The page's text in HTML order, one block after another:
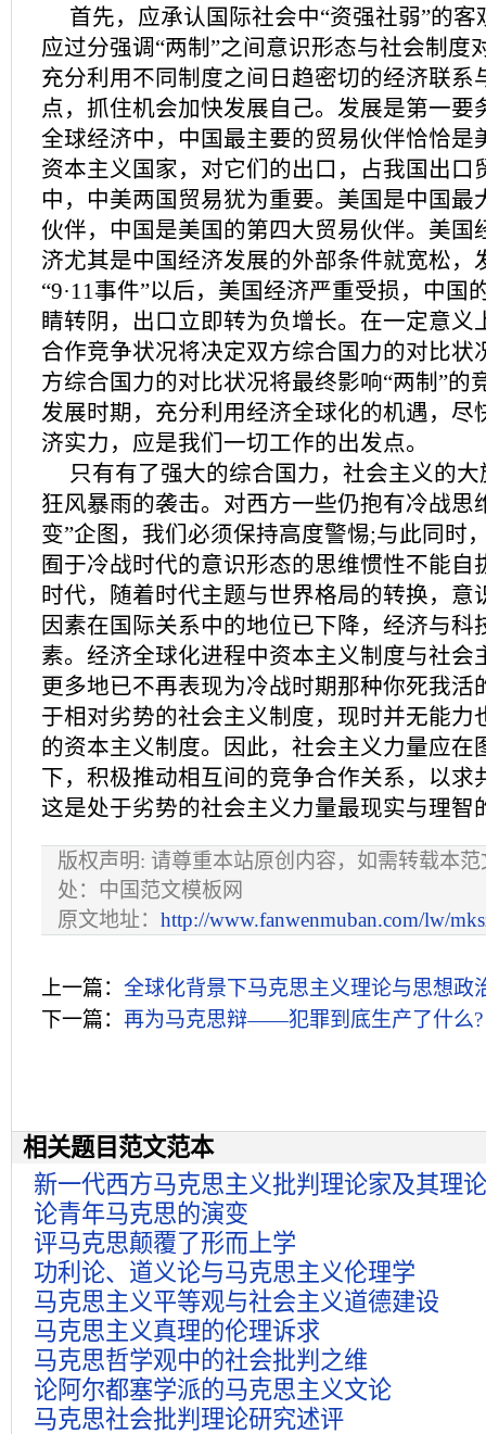
首先，应承认国际社会中“资强社弱”的
应过分强调“两制”之间意识形态与社会制度
充分利用不同制度之间日趋密切的经济联系
点，抓住机会加快发展自己。发展是第一要
全球经济中，中国最主要的贸易伙伴恰恰是
资本主义国家，对它们的出口，占我国出口
中，中美两国贸易犹为重要。美国是中国最
伙伴，中国是美国的第四大贸易伙伴。美国
济尤其是中国经济发展的外部条件就宽松，
“9·11事件”以后，美国经济严重受损，中国
睛转阴，出口立即转为负增长。在一定意义
合作竞争状况将决定双方综合国力的对比状
方综合国力的对比状况将最终影响“两制”的
发展时期，充分利用经济全球化的机遇，尽
济实力，应是我们一切工作的出发点。
只有有了强大的综合国力，社会主义的
狂风暴雨的袭击。对西方一些仍抱有冷战思
变”企图，我们必须保持高度警惕;与此同时
囿于冷战时代的意识形态的思维惯性不能自
时代，随着时代主题与世界格局的转换，意
因素在国际关系中的地位已下降，经济与科
素。经济全球化进程中资本主义制度与社会
更多地已不再表现为冷战时期那种你死我活
于相对劣势的社会主义制度，现时并无能力
的资本主义制度。因此，社会主义力量应在
下，积极推动相互间的竞争合作关系，以求
这是处于劣势的社会主义力量最现实与理智
版权声明: 请尊重本站原创内容，如需转载本
处：中国范文模板网
原文地址： http://www.fanwenmuban.com/lw/
上一篇： 全球化背景下马克思主义理论与思想政
下一篇： 再为马克思辩——犯罪到底生产了什么?
相关题目范文范本
新一代西方马克思主义批判理论家及其理论
论青年马克思的演变
评马克思颠覆了形而上学
功利论、道义论与马克思主义伦理学
马克思主义平等观与社会主义道德建设
马克思主义真理的伦理诉求
马克思哲学观中的社会批判之维
论阿尔都塞学派的马克思主义文论
马克思社会批判理论研究述评